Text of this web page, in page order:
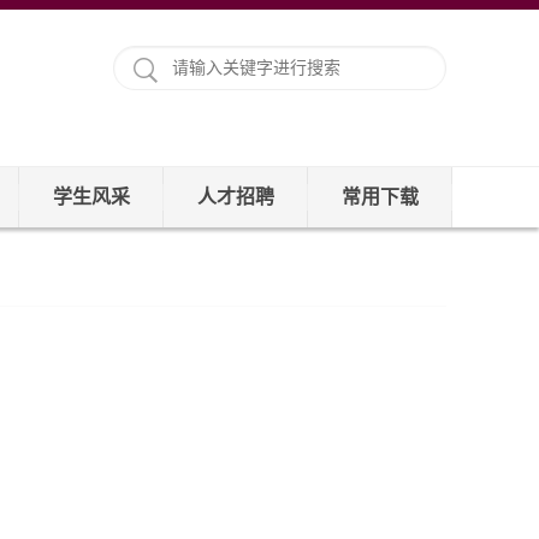
学生风采 人才招聘 常用下载